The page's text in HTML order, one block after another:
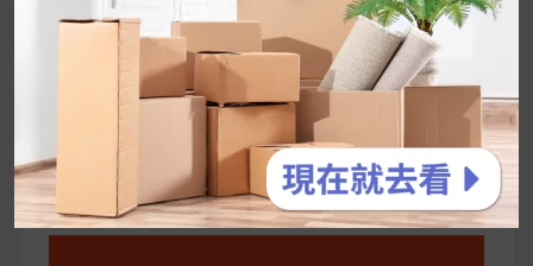
2026 過年禮盒推薦｜五款百元健康伴手禮
停用猛健樂後會反彈嗎？作用解析＋停藥後體重
維持全攻略
公主營養師：飲食改變也是能快樂執行的！6 個
你一定要知道的技巧